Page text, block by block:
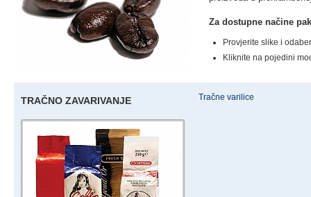
Za dostupne načine
Provjerite slike i
Kliknite na pojedini
TRAČNO ZAVARIVANJE Tračne varilice